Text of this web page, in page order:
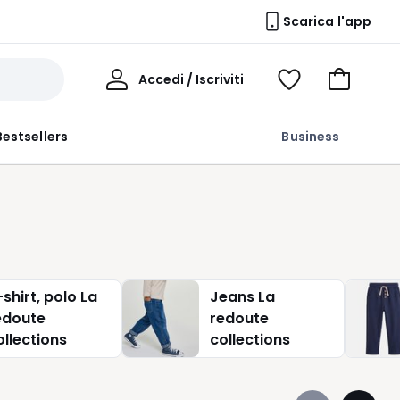
Scarica l'app
Business
Accedi / Iscriviti
Voir
Vai
polo La
Jeans La
redoute
collections